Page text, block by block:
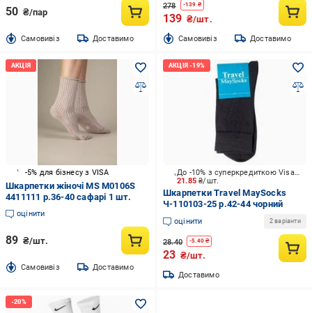
50 ₴/пар
Cамовивіз Доставимо
278 -139 ₴
139 ₴/шт.
Cамовивіз Доставимо
-5% для бізнесу з VISA
Шкарпетки жіночі MS M0106S
4411111 р.36-40 сафарі 1 шт.
оцінити
89 ₴/шт.
Cамовивіз Доставимо
21.85₴/шт.
До -10% з суперкредиткою Visa Вигода
Шкарпетки Travel MaySocks
Ч-110103-25 р.42-44 чорний
оцінити 2 варіанти
28.40 -5.40₴
23 ₴/шт.
Доставимо